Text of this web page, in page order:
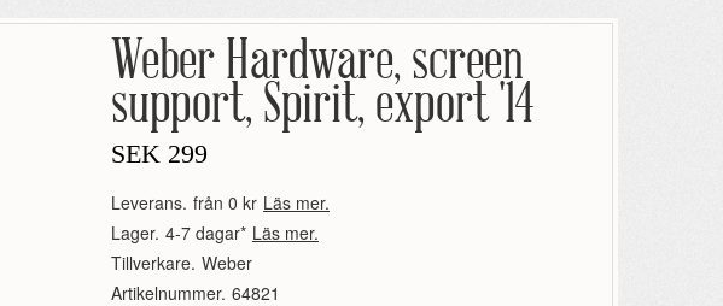
Weber Hardware, screen
support, Spirit, export '14
SEK 299
Leverans. från 0 kr Läs mer.
Lager. 4-7 dagar* Läs mer.
Tillverkare. Weber
Artikelnummer. 64821